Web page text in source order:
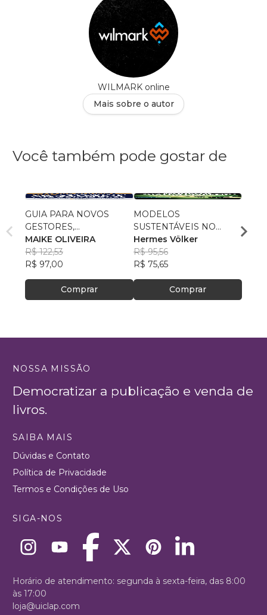
WILMARK online
Mais sobre o autor
Você também pode gostar de
GUIA PARA NOVOS
GESTORES,
SECRETÁRIOS,
CONTROLADORES E
PROCURADORES
MAIKE OLIVEIRA
R$ 122,53
R$ 97,00
Comprar
MODELOS
SUSTENTÁVEIS NO
SETOR PÚBLICO
Hermes Völker
R$ 95,56
R$ 75,65
Comprar
NOSSA MISSÃO
Democratizar a publicação e venda de
livros.
SAIBA MAIS
Dúvidas e Contato
Política de Privacidade
Termos e Condições de Uso
SIGA-NOS
Horário de atendimento: segunda à sexta-feira, das 8:00
às 17:00
loja@uiclap.com